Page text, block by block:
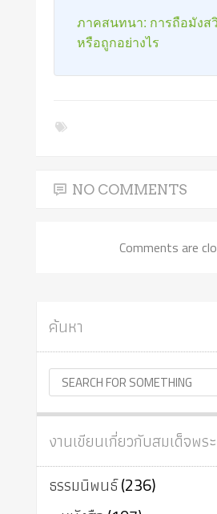
ภาคสนทนา: การถือมังส
หรือถูกอย่างไร
NO COMMENTS
Comments are
ค้นหา
งานเขียนเกี่ยวกับสมเด็จพร
ธรรมนิพนธ์(236)